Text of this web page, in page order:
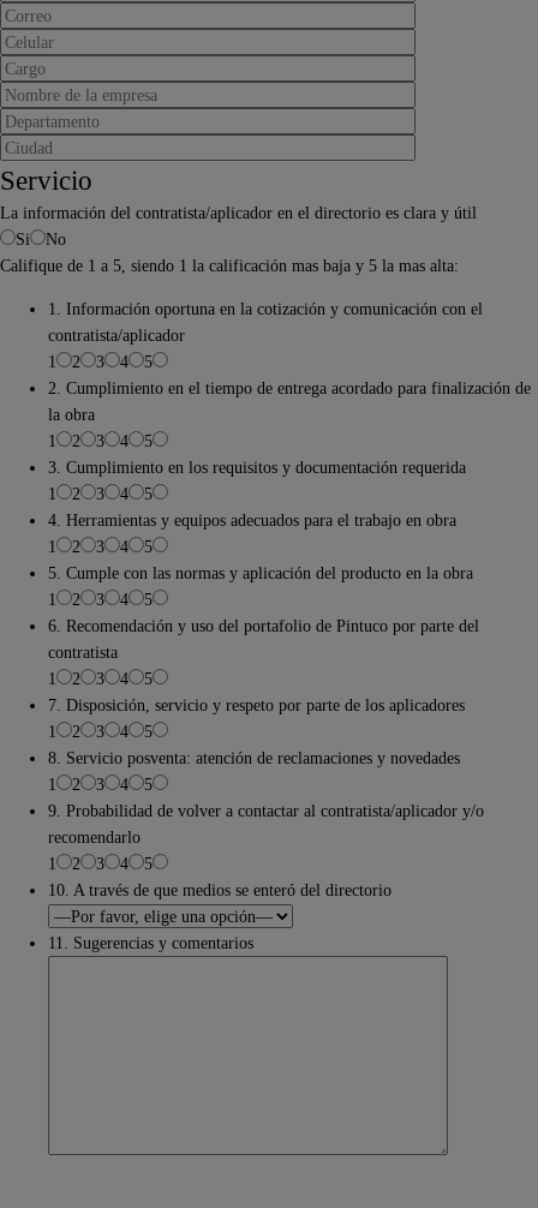
Servicio
La información del contratista/aplicador en el directorio es clara y útil
Si
No
Califique de 1 a 5, siendo 1 la calificación mas baja y 5 la mas alta:
1. Información oportuna en la cotización y comunicación con el
contratista/aplicador
1
2 3 4
5
2. Cumplimiento en el tiempo de entrega acordado para finalización de
la obra
1
2 3 4
5
3. Cumplimiento en los requisitos y documentación requerida
1
2 3 4
5
4. Herramientas y equipos adecuados para el trabajo en obra
1
2 3 4
5
5. Cumple con las normas y aplicación del producto en la obra
1
2 3 4
5
6. Recomendación y uso del portafolio de Pintuco por parte del
contratista
1
2 3 4
5
7. Disposición, servicio y respeto por parte de los aplicadores
1
2 3 4
5
8. Servicio posventa: atención de reclamaciones y novedades
1
2 3 4
5
9. Probabilidad de volver a contactar al contratista/aplicador y/o
recomendarlo
1
2 3 4
5
10. A través de que medios se enteró del directorio
11. Sugerencias y comentarios